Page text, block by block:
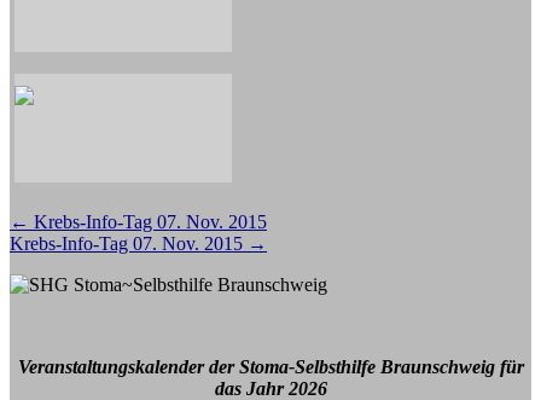
Beitragsnavigation
← Krebs-Info-Tag 07. Nov. 2015
Krebs-Info-Tag 07. Nov. 2015 →
Veranstaltungskalender der Stoma-Selbsthilfe Braunschweig für
das Jahr 2026